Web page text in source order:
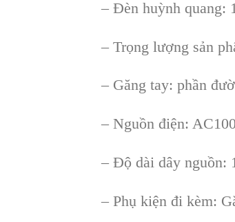
– Đèn huỳnh quang:
– Trọng lượng sản
– Găng tay: phần
– Nguồn điện:
– Độ dài dây nguồn:
– Phụ kiện đi kèm: